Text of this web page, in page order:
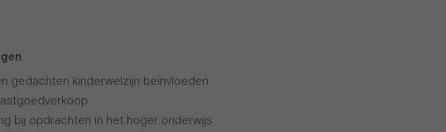
gedachten kinderwelzijn beïnvloeden
bij opdrachten in het hoger onderwijs